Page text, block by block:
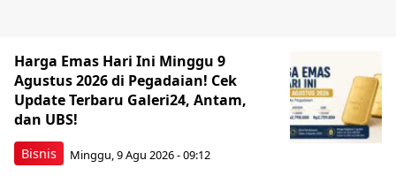
Bisnis
Harga Emas Hari Ini Minggu 9
Agustus 2026 di Pegadaian! Cek
Update Terbaru Galeri24, Antam,
dan UBS!
Minggu, 9 Agu 2026 - 09:12